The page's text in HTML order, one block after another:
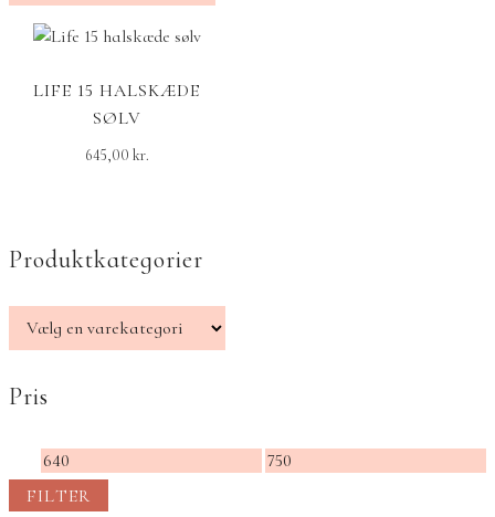
LIFE 15 HALSKÆDE
SØLV
645,00 kr.
Produktkategorier
Pris
Mindste
pris
Højeste
FILTER